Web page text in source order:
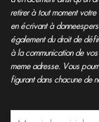
retirer à tout moment
en écrivant à
également du droit de
à la communication de
meme adresse. Vous
figurant dans chacune de